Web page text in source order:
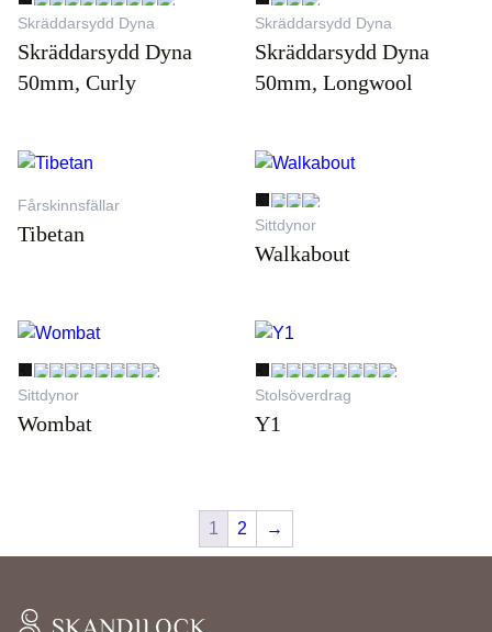
Skräddarsydd Dyna
Skräddarsydd Dyna
50mm, Curly
Skräddarsydd Dyna
Skräddarsydd Dyna
50mm, Longwool
Fårskinnsfällar
Tibetan Sittdynor
Walkabout
Sittdynor
Wombat
Stolsöverdrag
Y1
1 2 →
Skandilock